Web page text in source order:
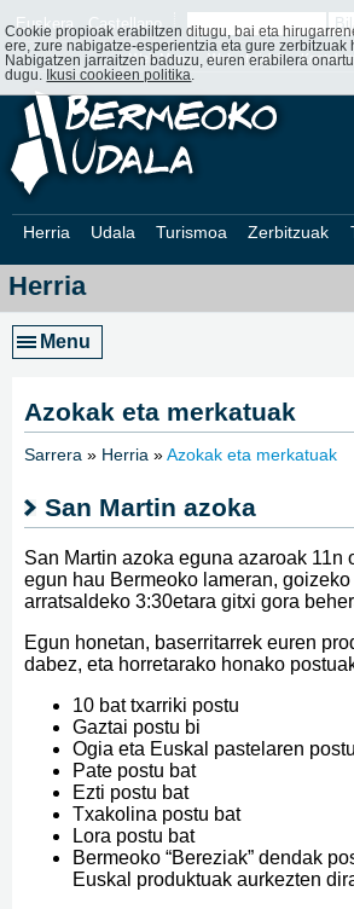
Euskera Castellano
Web Mapa Web ofizialak
Herria Udala Turismoa Zerbitzuak
Herria
Menu
Azokak eta merkatuak
Sarrera » Herria »Azokak eta merkatuak
San Martin azoka
San Martin azoka eguna azaroak 11n
egun hau Bermeoko lameran,
arratsaldeko 3:30etara gitxi gora
Egun honetan, baserritarrek euren
dabez, eta horretarako honako
10 bat txarriki postu
Gaztai postu bi
Ogia eta Euskal pastelaren
Pate postu bat
Ezti postu bat
Txakolina postu bat
Lora postu bat
Bermeoko “Bereziak” dendak
Euskal produktuak aurkezten
Cookie propioak erabiltzen ditugu, bai eta
ere, zure nabigatze-esperientzia eta gure zerbitzuak
Nabigatzen jarraitzen baduzu, euren erabilera
dugu.
Ikusi cookieen politika